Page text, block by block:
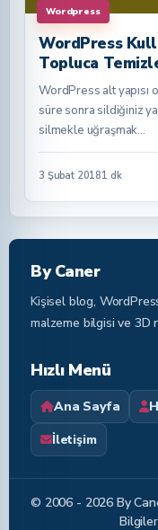
Wordpress
WordPress
Topluca
WordPress alt
süre sonra sildiğiniz
silmekle uğraşmak…
3 Şubat 20181 dk
By Caner
Kişisel blog,
malzeme bilgisi ve 3D
Hızlı Menü
Ana Sayfa
İletişim
© 2006 - 2026 By
Bilgiler